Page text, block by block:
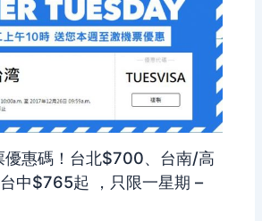
惠碼！台北$700、台南/高
中$765起 ，只限一星期 –